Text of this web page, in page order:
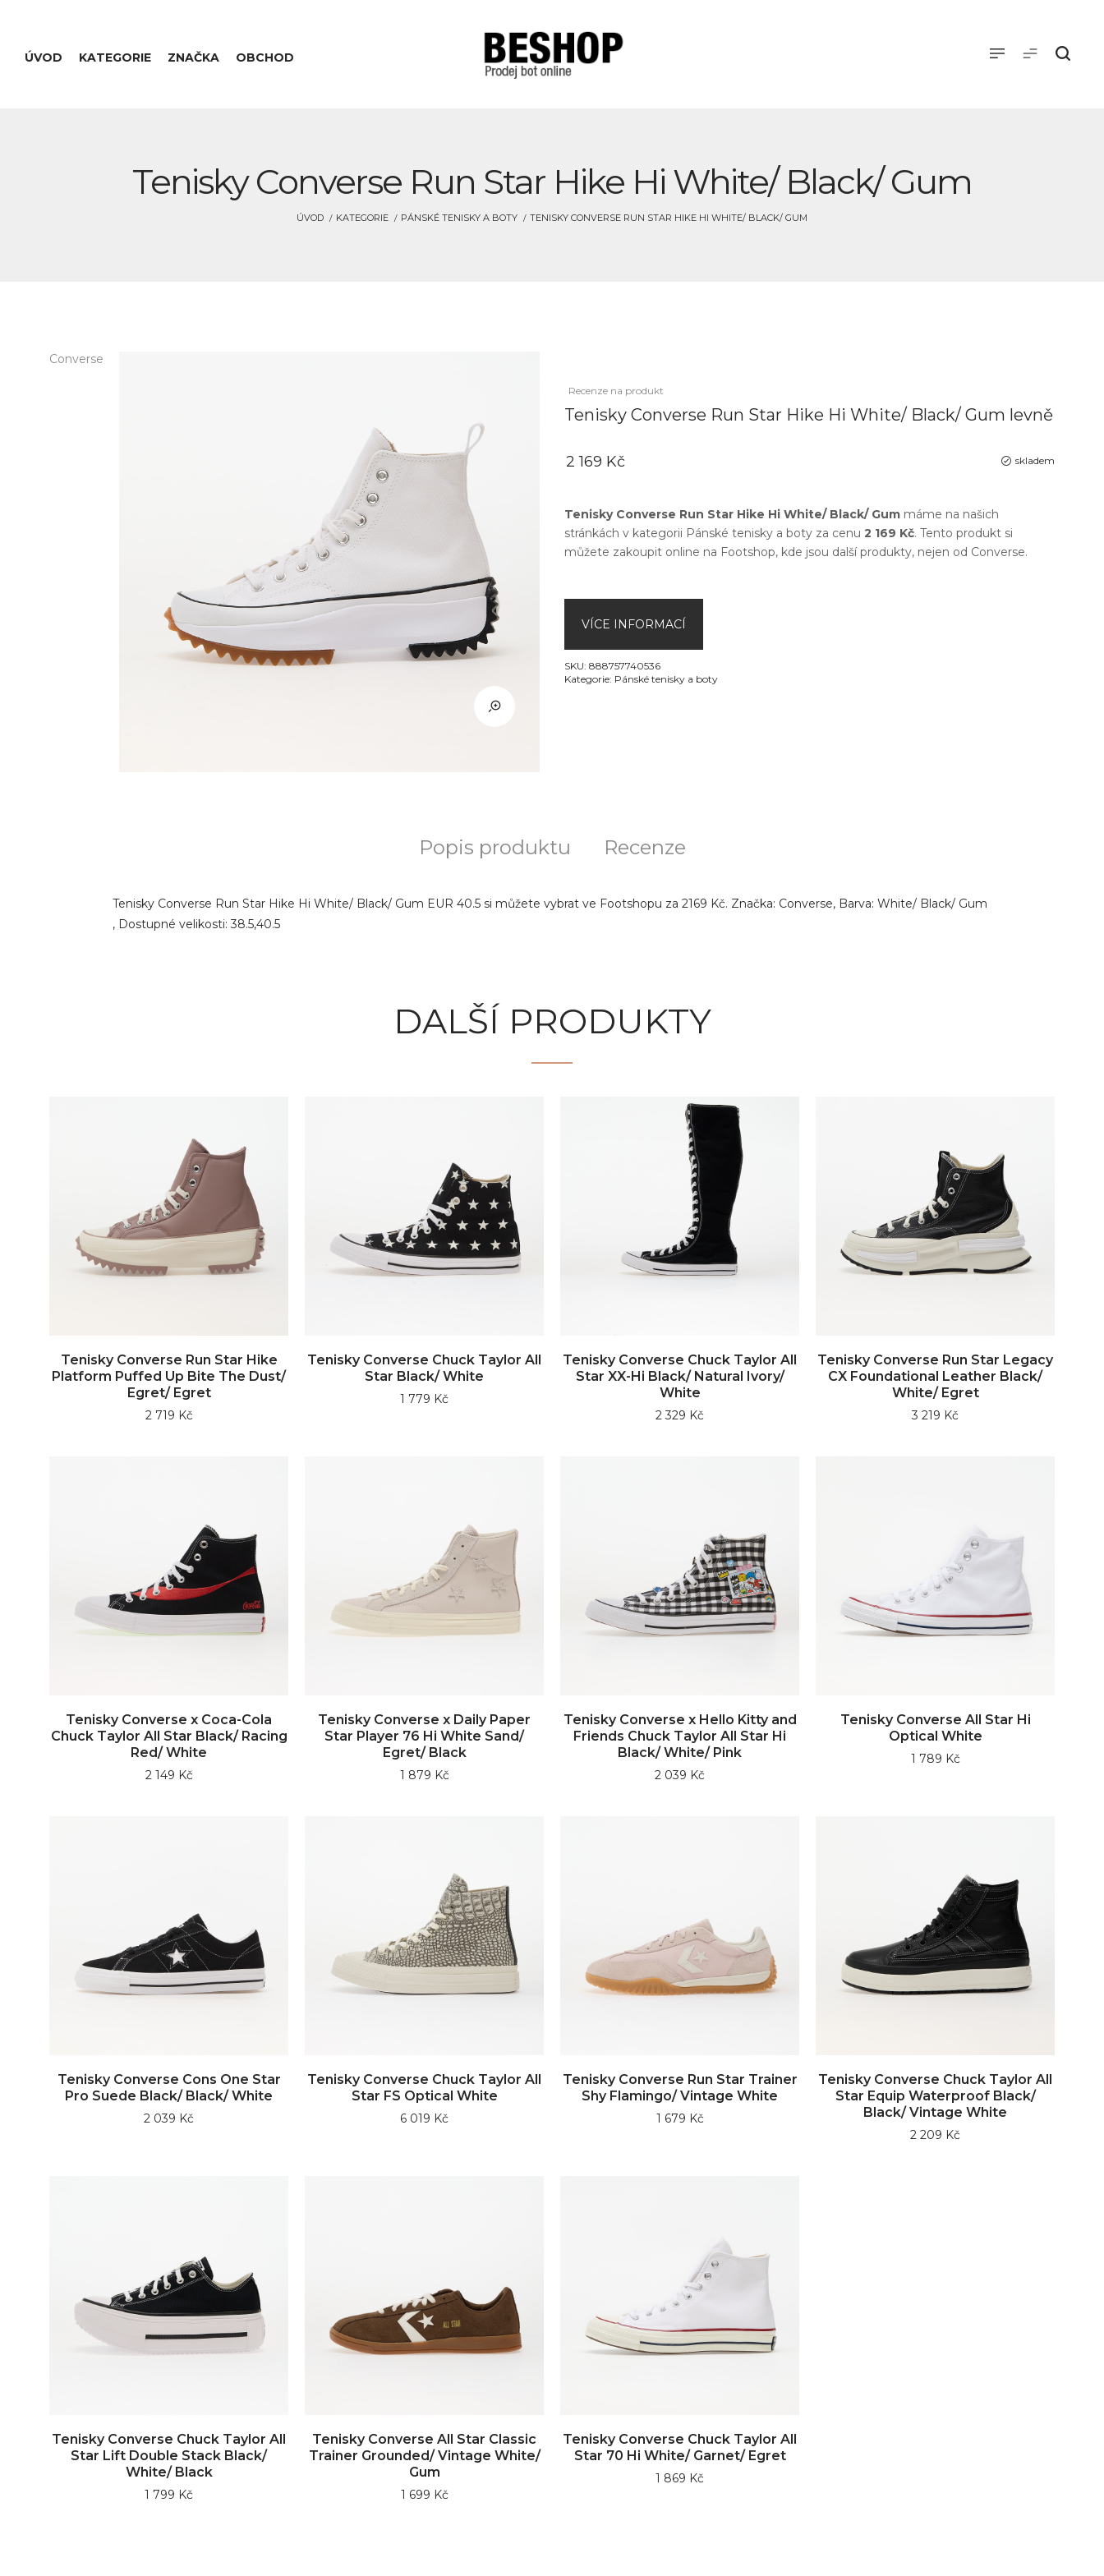
ÚVOD KATEGORIE ZNAČKA OBCHOD
Tenisky Converse Run Star Hike Hi White/ Black/ Gum
ÚVOD KATEGORIE PÁNSKÉ TENISKY A BOTY TENISKY CONVERSE RUN STAR HIKE HI WHITE/ BLACK/ GUM
Converse
Recenze na produkt
Tenisky Converse Run Star Hike Hi White/ Black/ Gum levně
skladem
2 169 Kč
Tenisky Converse Run Star Hike Hi White/ Black/ Gum máme na našich
stránkách v kategorii Pánské tenisky a boty za cenu 2 169 Kč. Tento produkt si
můžete zakoupit online na Footshop, kde jsou další produkty, nejen od Converse.
VÍCE INFORMACÍ
SKU: 888757740536
Kategorie: Pánské tenisky a boty
Popis produktu Recenze
Tenisky Converse Run Star Hike Hi White/ Black/ Gum EUR 40.5 si můžete vybrat ve Footshopu za 2169 Kč. Značka: Converse, Barva: White/ Black/ Gum
, Dostupné velikosti: 38.5,40.5
DALŠÍ PRODUKTY
Tenisky Converse Run Star Hike
Platform Puffed Up Bite The Dust/
Egret/ Egret
2 719 Kč
Tenisky Converse Chuck Taylor All
Star Black/ White
1 779 Kč
Tenisky Converse Chuck Taylor All
Star XX-Hi Black/ Natural Ivory/
White
2 329 Kč
Tenisky Converse Run Star Legacy
CX Foundational Leather Black/
White/ Egret
3 219 Kč
Tenisky Converse x Coca-Cola
Chuck Taylor All Star Black/ Racing
Red/ White
2 149 Kč
Tenisky Converse x Daily Paper
Star Player 76 Hi White Sand/
Egret/ Black
1 879 Kč
Tenisky Converse x Hello Kitty and
Friends Chuck Taylor All Star Hi
Black/ White/ Pink
2 039 Kč
Tenisky Converse All Star Hi
Optical White
1 789 Kč
Tenisky Converse Cons One Star
Pro Suede Black/ Black/ White
2 039 Kč
Tenisky Converse Chuck Taylor All
Star FS Optical White
6 019 Kč
Tenisky Converse Run Star Trainer
Shy Flamingo/ Vintage White
1 679 Kč
Tenisky Converse Chuck Taylor All
Star Equip Waterproof Black/
Black/ Vintage White
2 209 Kč
Tenisky Converse Chuck Taylor All
Star Lift Double Stack Black/
White/ Black
1 799 Kč
Tenisky Converse All Star Classic
Trainer Grounded/ Vintage White/
Gum
1 699 Kč
Tenisky Converse Chuck Taylor All
Star 70 Hi White/ Garnet/ Egret
1 869 Kč